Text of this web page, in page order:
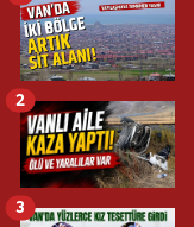
2
3